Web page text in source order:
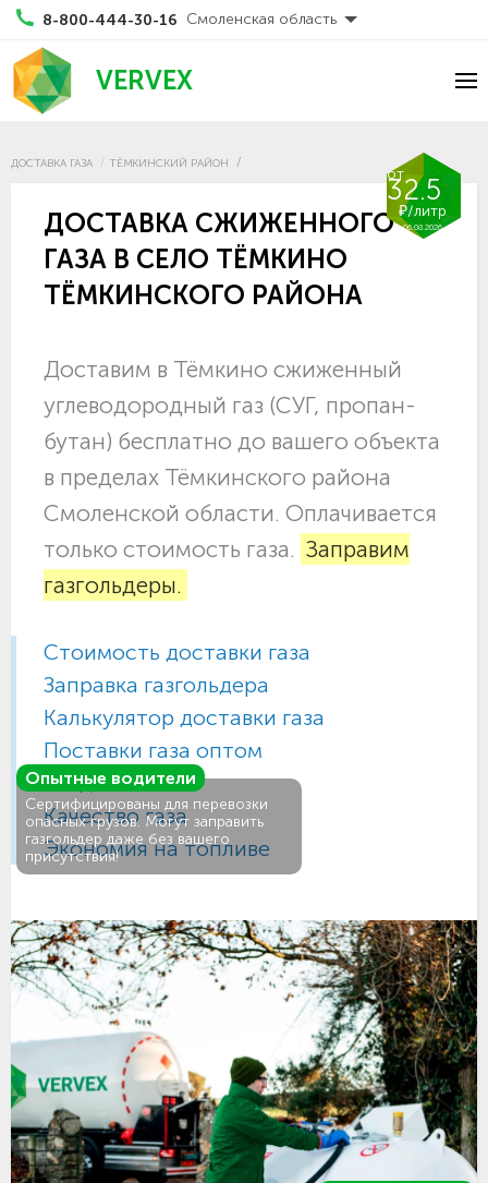
8-800-444-30-16 Смоленская область
VERVEX
ДОСТАВКА ГАЗА ТЁМКИНСКИЙ РАЙОН
от
32.5
₽/литр
06.08.2026
ДОСТАВКА СЖИЖЕННОГО
ГАЗА В СЕЛО ТЁМКИНО
ТЁМКИНСКОГО РАЙОНА
Доставим в Тёмкино сжиженный
углеводородный газ (СУГ, пропан-
бутан) бесплатно до вашего объекта
в пределах Тёмкинского района
Смоленской области. Оплачивается
только стоимость газа. Заправим
газгольдеры.
Стоимость доставки газа
Заправка газгольдера
Калькулятор доставки газа
Поставки газа оптом
Газ для АГЗС
Качество газа
Экономия на топливе
Опытные водители
Сертифицированы для перевозки
опасных грузов. Могут заправить
газгольдер даже без вашего
присутствия!